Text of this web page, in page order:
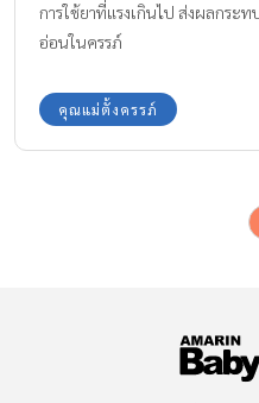
การใช้ยาที่แรงเกินไป ส่งผลกระ
อ่อนในครรภ์
คุณแม่ตั้งครรภ์